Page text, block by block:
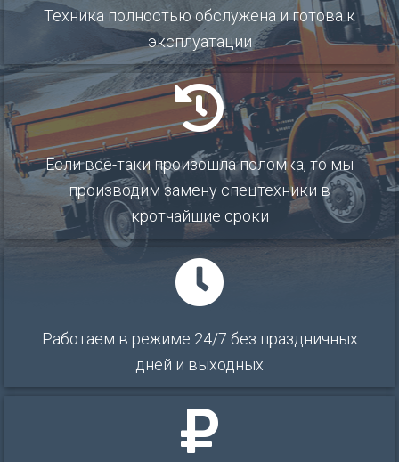
Техника полностью обслужена и готова к
эксплуатации
Если все-таки произошла поломка, то мы
производим замену спецтехники в
кротчайшие сроки
Работаем в режиме 24/7 без праздничных
дней и выходных